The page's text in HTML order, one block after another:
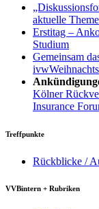
aktuelle
Erstitag –
Studium
Gemeinsam
Kölner
Insurance
Treffpunkte
Rückblicke /
VVBintern + Rubriken